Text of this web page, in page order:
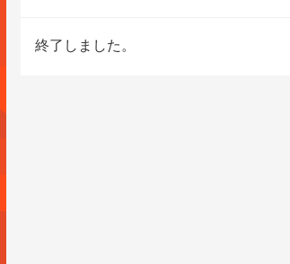
終了しました。